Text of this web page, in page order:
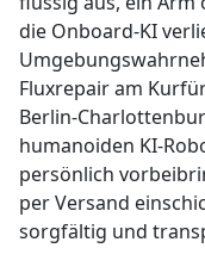
die Onboard-KI
Fluxrepair am
Berlin-
humanoiden KI-
persönlich
per Versand
sorgfältig und